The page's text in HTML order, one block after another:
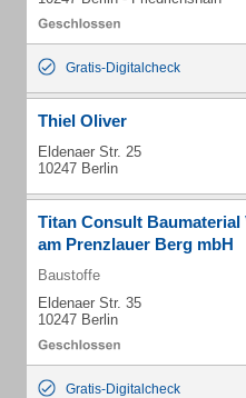
Gratis-Digitalcheck
Thiel Oliver
Eldenaer Str. 25
10247 Berlin
Titan Consult
am Prenzlauer Berg mbH
Baustoffe
Eldenaer Str. 35
10247 Berlin
Gratis-Digitalcheck